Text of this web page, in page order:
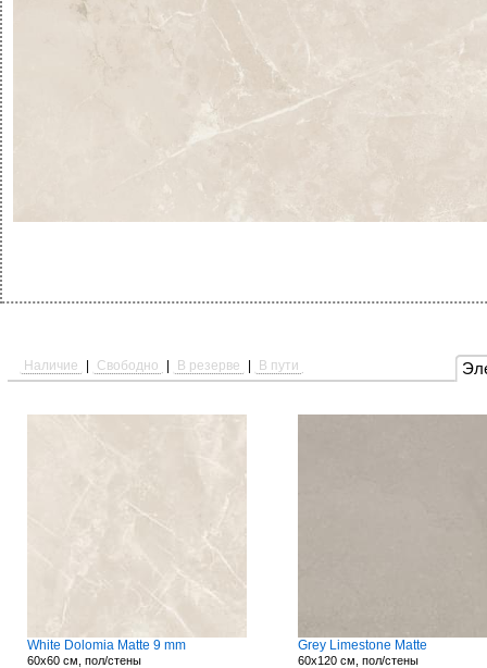
Наличие Свободно В резерве В пути
White Dolomia Matte 9 mm
60x60 см, пол/стены
Grey Limestone Matte
60x120 см, пол/стены